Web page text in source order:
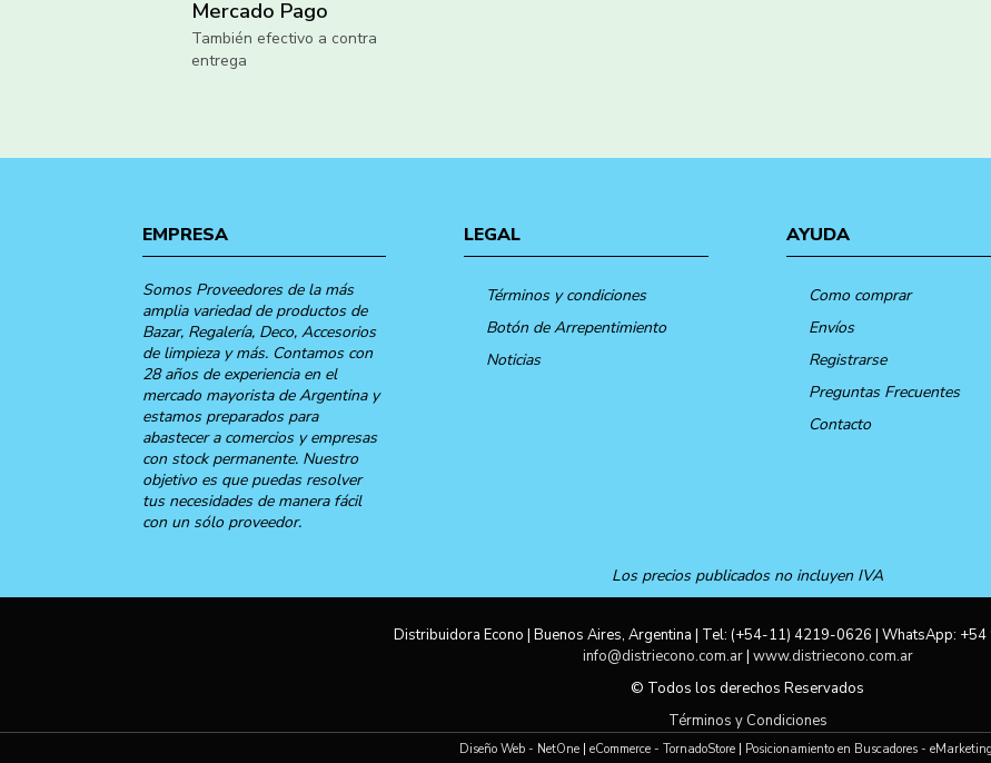
Mercado Pago
También efectivo a contra
entrega
EMPRESA
Somos Proveedores de la más
amplia variedad de productos de
Bazar, Regalería, Deco, Accesorios
de limpieza y más. Contamos con
28 años de experiencia en el
mercado mayorista de Argentina y
estamos preparados para
abastecer a comercios y empresas
con stock permanente. Nuestro
objetivo es que puedas resolver
tus necesidades de manera fácil
con un sólo proveedor.
LEGAL
Términos y condiciones
Botón de Arrepentimiento
Noticias
AYUDA
Como comprar
Envíos
Registrarse
Preguntas Frecuentes
Contacto
Los precios publicados no incluyen IVA
Distribuidora Econo | Buenos Aires, Argentina | Tel: (+54-11) 4219-0626 | WhatsApp: +54
info@distriecono.com.ar| www.distriecono.com.ar
© Todos los derechos Reservados
Términos y Condiciones
Diseño Web - NetOne | eCommerce - TornadoStore | Posicionamiento en Buscadores -